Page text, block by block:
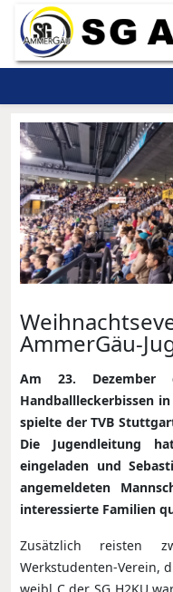
AmmerGäu-
Am 23.
Handballleckerbissen
spielte der TVB
Die Jugendleitung
eingeladen und
angemeldeten
interessierte Familien
Zusätzlich reisten
Werkstudenten-Verein,